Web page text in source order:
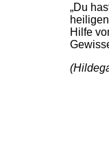
„Du
Hilfe